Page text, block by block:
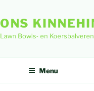
ONS
Lawn Bowls- en
Menu